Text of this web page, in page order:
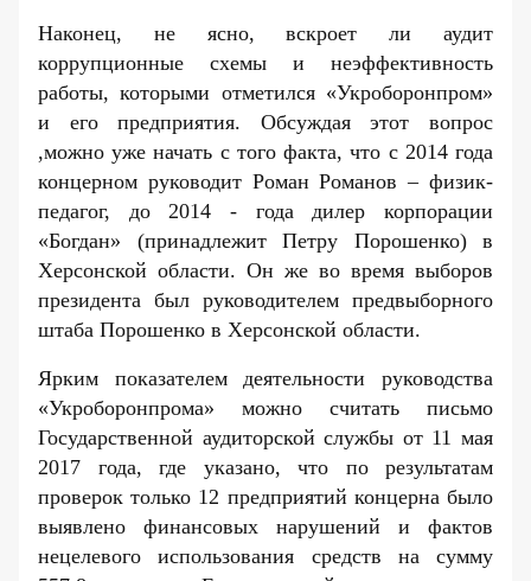
Наконец, не ясно, вскроет ли аудит
коррупционные схемы и неэффективность
работы, которыми отметился «Укроборонпром»
и его предприятия. Обсуждая этот вопрос
,можно уже начать с того факта, что с 2014 года
концерном руководит Роман Романов – физик-
педагог, до 2014 - года дилер корпорации
«Богдан» (принадлежит Петру Порошенко) в
Херсонской области. Он же во время выборов
президента был руководителем предвыборного
штаба Порошенко в Херсонской области.
Ярким показателем деятельности руководства
«Укроборонпрома» можно считать письмо
Государственной аудиторской службы от 11 мая
2017 года, где указано, что по результатам
проверок только 12 предприятий концерна было
выявлено финансовых нарушений и фактов
нецелевого использования средств на сумму